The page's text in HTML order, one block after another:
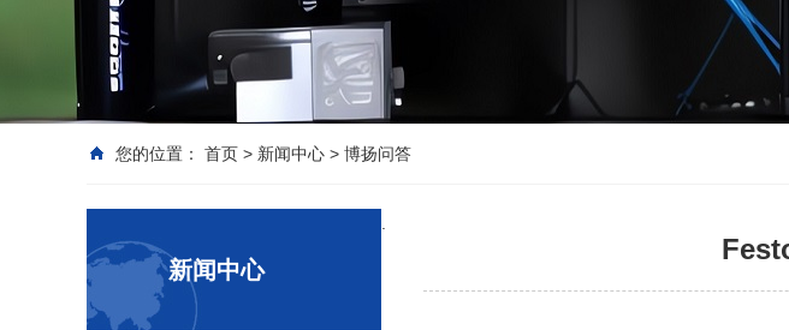
您的位置： 首页 > 新闻中心 > 博扬问答
新闻中心